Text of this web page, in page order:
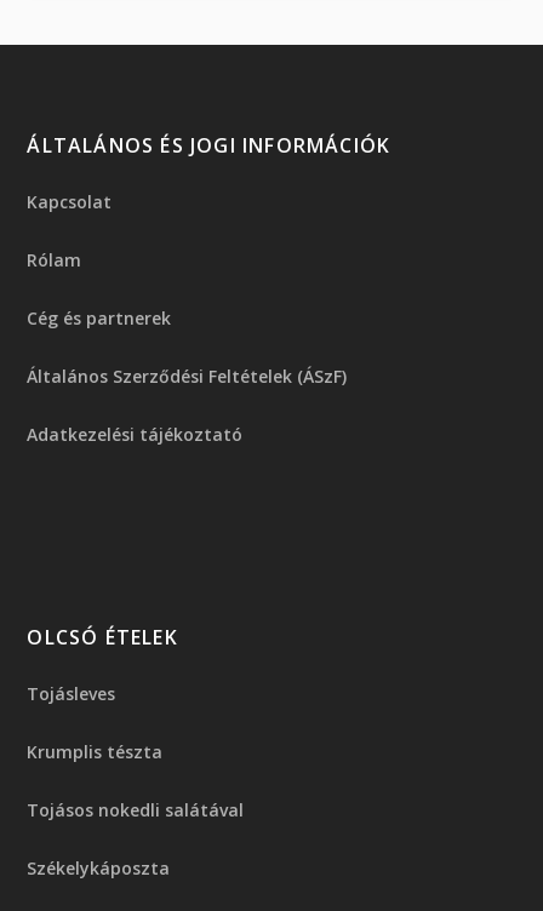
ÁLTALÁNOS ÉS JOGI INFORMÁCIÓK
Kapcsolat
Rólam
Cég és partnerek
Általános Szerződési Feltételek (ÁSzF)
Adatkezelési tájékoztató
OLCSÓ ÉTELEK
Tojásleves
Krumplis tészta
Tojásos nokedli salátával
Székelykáposzta